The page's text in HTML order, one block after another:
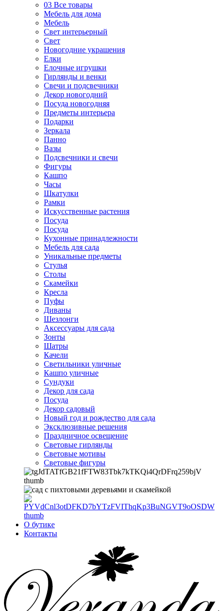
03 Все товары
Мебель для дома
Мебель
Свет интерьерный
Свет
Новогодние украшения
Елки
Елочные игрушки
Гирлянды и венки
Свечи и подсвечники
Декор новогодний
Посуда новогодняя
Предметы интерьера
Подарки
Зеркала
Панно
Вазы
Подсвечники и свечи
Фигуры
Кашпо
Часы
Шкатулки
Рамки
Искусственные растения
Посуда
Посуда
Кухонные принадлежности
Мебель для сада
Уникальные предметы
Стулья
Столы
Скамейки
Кресла
Пуфы
Диваны
Шезлонги
Аксессуары для сада
Зонты
Шатры
Качели
Cветильники уличные
Кашпо уличные
Сундуки
Декор для сада
Посуда
Декор садовый
Новый год и рождество для сада
Эксклюзивные решения
Праздничное освещение
Световые гирлянды
Световые мотивы
Световые фигуры
О бутике
Контакты